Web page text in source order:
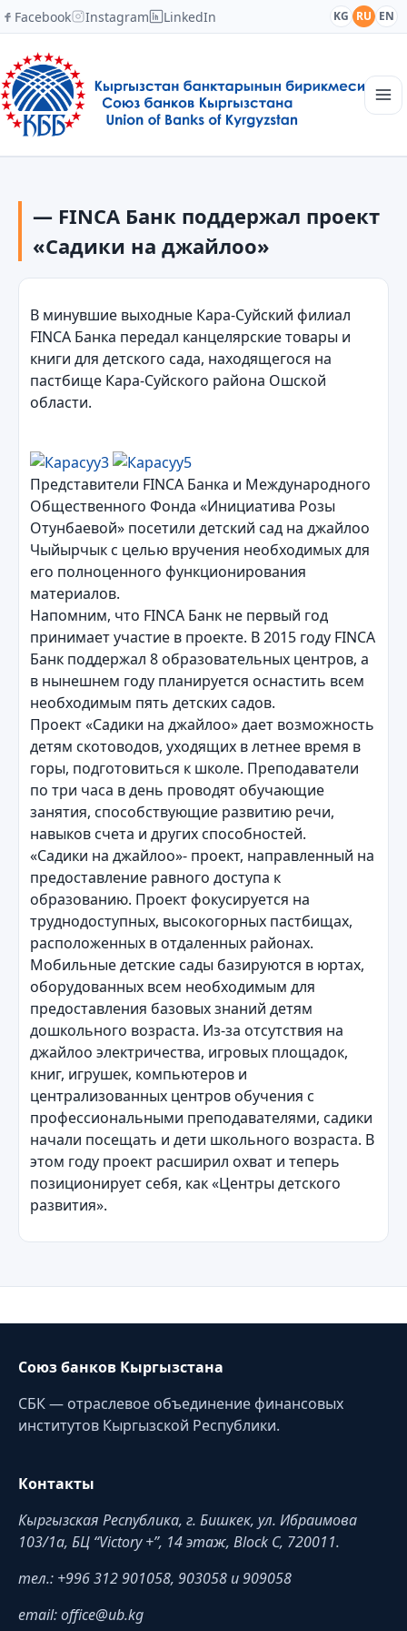
Facebook Instagram LinkedIn KG RU EN
Новости
Академия
Члены и партнеры
Сотрудничество
— FINCA Банк поддержал проект
«Cадики на джайлоо»
В минувшие выходные Кара-Суйский филиал
FINCA Банка передал канцелярские товары и
книги для детского сада, находящегося на
пастбище Кара-Суйского района Ошской
области.
Представители FINCA Банка и Международного
Общественного Фонда «Инициатива Розы
Отунбаевой» посетили детский сад на джайлоо
Чыйырчык с целью вручения необходимых для
его полноценного функционирования
материалов.
Напомним, что FINCA Банк не первый год
принимает участие в проекте. В 2015 году FINCA
Банк поддержал 8 образовательных центров, а
в нынешнем году планируется оснастить всем
необходимым пять детских садов.
Проект «Садики на джайлоо» дает возможность
детям скотоводов, уходящих в летнее время в
горы, подготовиться к школе. Преподаватели
по три часа в день проводят обучающие
занятия, способствующие развитию речи,
навыков счета и других способностей.
«Садики на джайлоо»- проект, направленный на
предоставление равного доступа к
образованию. Проект фокусируется на
труднодоступных, высокогорных пастбищах,
расположенных в отдаленных районах.
Мобильные детские сады базируются в юртах,
оборудованных всем необходимым для
предоставления базовых знаний детям
дошкольного возраста. Из-за отсутствия на
джайлоо электричества, игровых площадок,
книг, игрушек, компьютеров и
централизованных центров обучения с
профессиональными преподавателями, садики
начали посещать и дети школьного возраста. В
этом году проект расширил охват и теперь
позиционирует себя, как «Центры детского
развития».
Союз банков Кыргызстана
СБК — отраслевое объединение финансовых
институтов Кыргызской Республики.
Контакты
Кыргызская Республика, г. Бишкек, ул. Ибраимова
103/1a, БЦ “Victory +”, 14 этаж, Block C, 720011.
тел.: +996 312 901058, 903058 и 909058
email: office@ub.kg